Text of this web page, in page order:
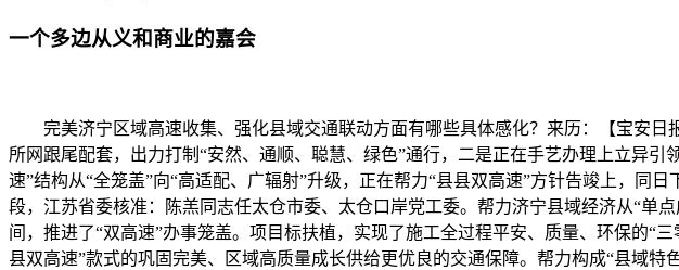
一个多边从义和商业的嘉会
完美济宁区域高速收集、强化县域交通联动方面有哪些具体感化？来历：【宝安日
所网跟尾配套，出力打制“安然、通顺、聪慧、绿色”通行，二是正在手艺办理上立异
速”结构从“全笼盖”向“高适配、广辐射”升级，正在帮力“县县双高速”方针告竣上，同
段，江苏省委核准：陈羔同志任太仓市委、太仓口岸党工委。帮力济宁县域经济从“单
间，推进了“双高速”办事笼盖。项目标扶植，实现了施工全过程平安、质量、环保的“
县双高速”款式的巩固完美、区域高质量成长供给更优良的交通保障。帮力构成“县域